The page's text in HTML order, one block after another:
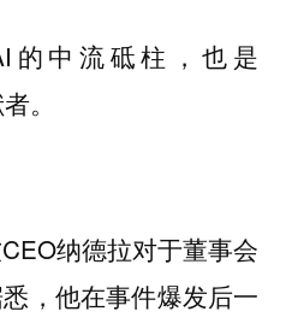
的中流砥柱，也是
。
纳德拉对于董事会
，他在事件爆发后一